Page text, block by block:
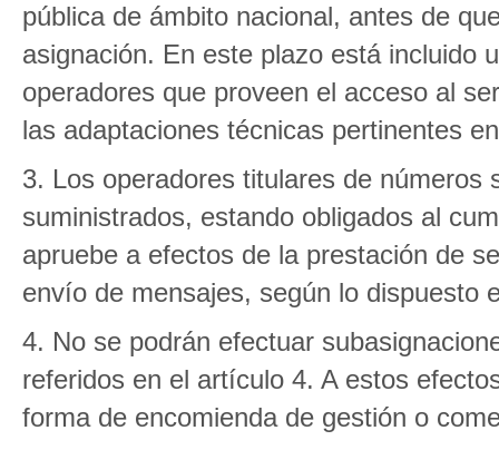
pública de ámbito nacional, antes de
asignación. En este plazo está incluido
operadores que proveen el acceso al
las adaptaciones técnicas pertinentes
3. Los operadores titulares de
suministrados, estando obligados al
apruebe a efectos de la prestación de
envío de mensajes, según lo dispuesto
4. No se podrán efectuar
referidos en el artículo 4. A estos
forma de encomienda de gestión o